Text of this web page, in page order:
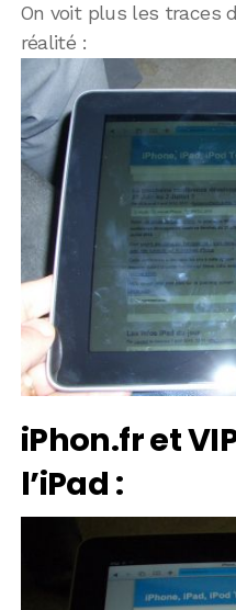
On voit plus les traces
réalité :
iPhon.fr et
l’iPad :